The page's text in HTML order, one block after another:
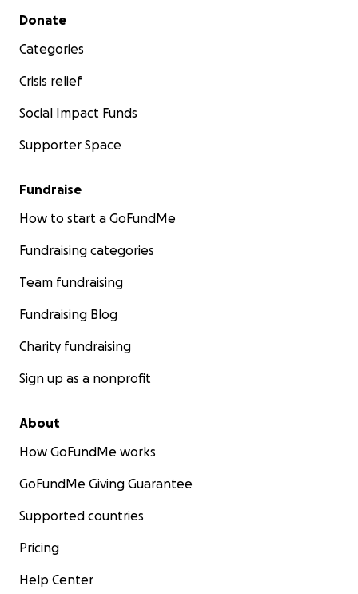
Secondary menu
Donate
Categories
Crisis relief
Social Impact Funds
Supporter Space
Fundraise
How to start a GoFundMe
Fundraising categories
Team fundraising
Fundraising Blog
Charity fundraising
Sign up as a nonprofit
About
How GoFundMe works
GoFundMe Giving Guarantee
Supported countries
Pricing
Help Center